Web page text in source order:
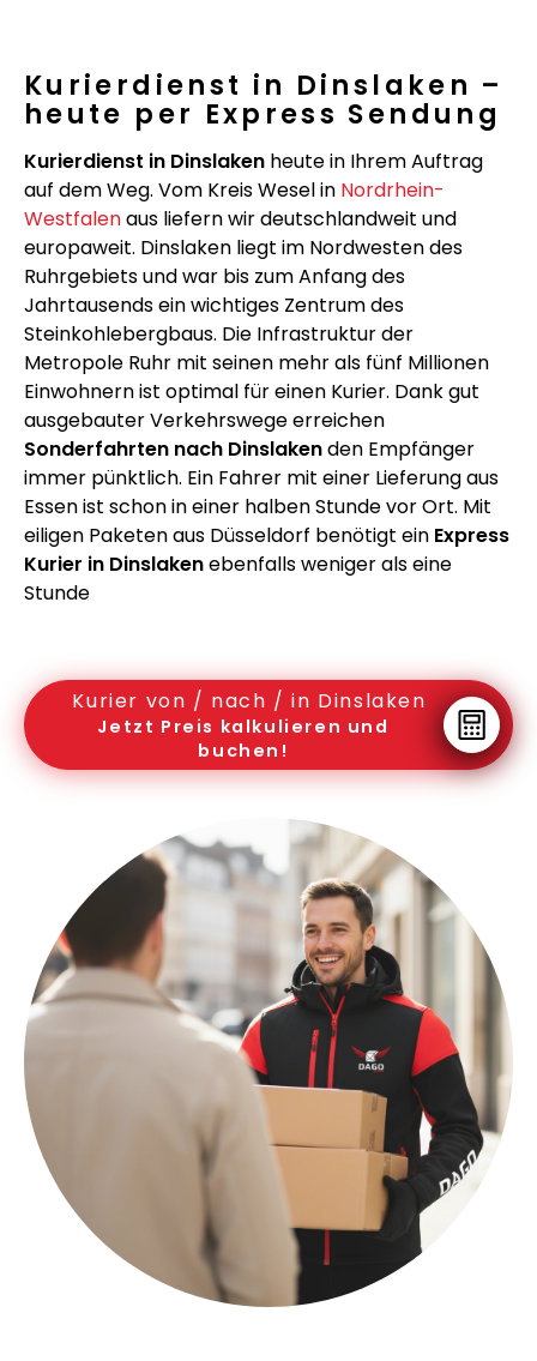
Kurierdienst in Dinslaken –
heute per Express Sendung
Kurierdienst in Dinslaken heute in Ihrem Auftrag
auf dem Weg. Vom Kreis Wesel in Nordrhein-
Westfalenaus liefern wir deutschlandweit und
europaweit. Dinslaken liegt im Nordwesten des
Ruhrgebiets und war bis zum Anfang des
Jahrtausends ein wichtiges Zentrum des
Steinkohlebergbaus. Die Infrastruktur der
Metropole Ruhr mit seinen mehr als fünf Millionen
Einwohnern ist optimal für einen Kurier. Dank gut
ausgebauter Verkehrswege erreichen
Sonderfahrten nach Dinslakenden Empfänger
immer pünktlich. Ein Fahrer mit einer Lieferung aus
Essen ist schon in einer halben Stunde vor Ort. Mit
eiligen Paketen aus Düsseldorf benötigt ein Express
Kurier in Dinslakenebenfalls weniger als eine
Stunde
Kurier von / nach / in Dinslaken
Jetzt Preis kalkulieren und
buchen!